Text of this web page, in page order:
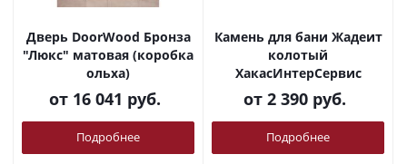
Дверь DoorWood Бронза
"Люкс" матовая (коробка
ольха)
от 16 041 руб.
Подробнее
Камень для бани Жадеит
колотый
ХакасИнтерСервис
от 2 390 руб.
Подробнее